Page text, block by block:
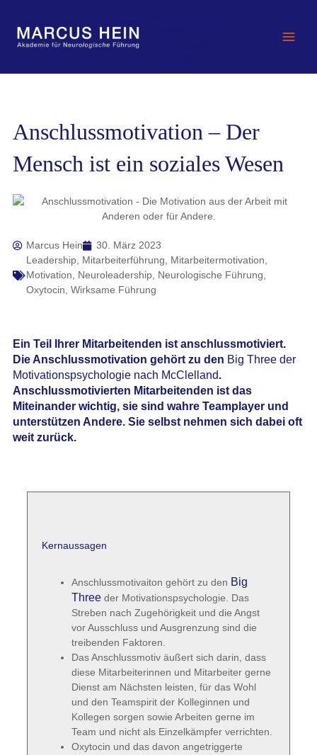
springen
Anschlussmotivation – Der
Mensch ist ein soziales Wesen
Marcus Hein
30. März 2023
Leadership, Mitarbeiterführung Mitarbeitermotivation
Motivation
Neuroleadership, Neurologische Führung
Oxytocin Wirksame Führung
Ein Teil Ihrer Mitarbeitenden ist anschlussmotiviert.
Die Anschlussmotivation gehört zu den Big Three der
Motivationspsychologie nach McClelland.
Anschlussmotivierten Mitarbeitenden ist das
Miteinander wichtig, sie sind wahre Teamplayer und
unterstützen Andere. Sie selbst nehmen sich dabei oft
weit zurück.
Kernaussagen
Anschlussmotivaiton gehört zu den Big
Three der Motivationspsychologie. Das
Streben nach Zugehörigkeit und die Angst
vor Ausschluss und Ausgrenzung sind die
treibenden Faktoren.
Das Anschlussmotiv äußert sich darin, dass
diese Mitarbeiterinnen und Mitarbeiter gerne
Dienst am Nächsten leisten, für das Wohl
und den Teamspirit der Kolleginnen und
Kollegen sorgen sowie Arbeiten gerne im
Team und nicht als Einzelkämpfer verrichten.
Oxytocin und das davon angetriggerte